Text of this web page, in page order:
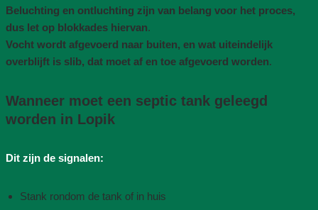
Beluchting en ontluchting zijn van belang voor het proces,
dus let op blokkades hiervan.
Vocht wordt afgevoerd naar buiten, en wat uiteindelijk
overblijft is slib, dat moet af en toe afgevoerd worden.
Wanneer moet een septic tank geleegd
worden in Lopik
Dit zijn de signalen:
Stank rondom de tank of in huis